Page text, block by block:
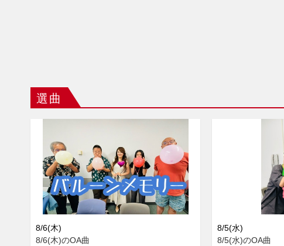
選曲
8/6(木)
8/6(木)のOA曲
8/5(水)
8/5(水)のOA曲